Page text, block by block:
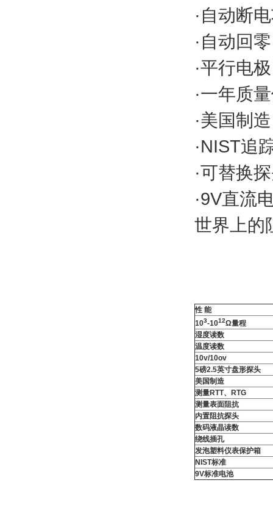
·自动断
·自动回
·平行电
·一年质
·美国制
·NIST追
·可替换
·9V直流
世界上的
性 能
103-1012Ω量程
湿度读数
温度读数
10v/10ov
5磅2.5英寸盘形探头
美国制造
测量RTT、
RTG
测量表面阻抗
内置阻抗探头
数码液晶读数
绕线插孔
发泡塑料仪表保护箱
NIST标准
9V标准电池